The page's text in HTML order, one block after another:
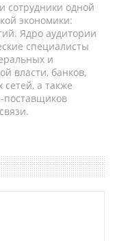
сотрудники одной
экономики:
Ядро аудитории
специалисты
и
власти, банков,
а также
поставщиков